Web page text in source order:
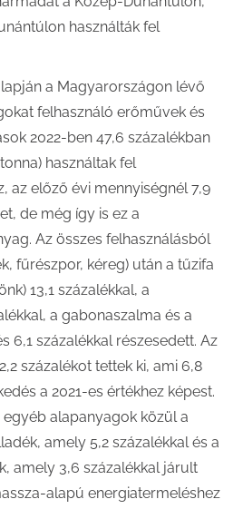
használták fel
a Magyarországon lévő
felhasználó erőművek és
2022-ben 47,6 százalékban
használtak fel
az előző évi mennyiségnél 7,9
de még így is ez a
Az összes felhasználásból
fűrészpor, kéreg) után a tűzifa
13,1 százalékkal, a
a gabonaszalma és a
6,1 százalékkal részesedett. Az
százalékot tettek ki, ami 6,8
a 2021-es értékhez képest.
alapanyagok közül a
amely 5,2 százalékkal és a
amely 3,6 százalékkal járult
alapú energiatermeléshez